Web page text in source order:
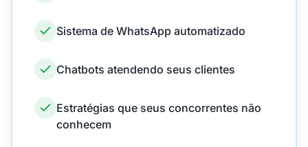
Sistema de WhatsApp automatizado
Chatbots atendendo seus clientes
Estratégias que seus concorrentes não
conhecem